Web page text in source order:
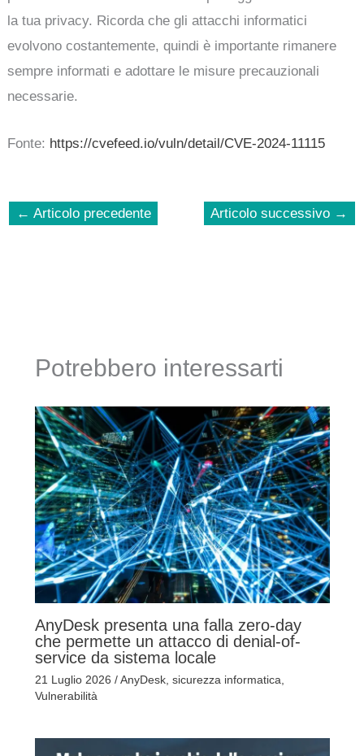
la tua privacy. Ricorda che gli attacchi informatici
evolvono costantemente, quindi è importante rimanere
sempre informati e adottare le misure precauzionali
necessarie.
Fonte: https://cvefeed.io/vuln/detail/CVE-2024-11115
← Articolo precedente Articolo successivo →
Potrebbero interessarti
AnyDesk presenta una falla zero-day
che permette un attacco di denial-of-
service da sistema locale
21 Luglio 2026 /AnyDesk, sicurezza informatica,
Vulnerabilità